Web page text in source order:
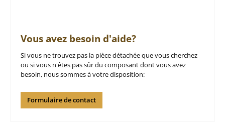
Vous avez besoin d'aide?
Si vous ne trouvez pas la pièce détachée que vous cherchez
ou si vous n'êtes pas sûr du composant dont vous avez
besoin, nous sommes à votre disposition:
Formulaire de contact